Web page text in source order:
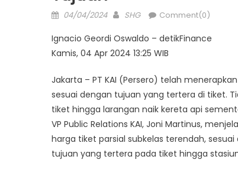
Posted
04/04/2024 Author
SHG Comment(0)
Ignacio Geordi Oswaldo – detikFinance
Kamis, 04 Apr 2024 13:25 WIB
Jakarta – PT KAI (Persero) telah
sesuai dengan tujuan yang tertera di tiket.
tiket hingga larangan naik kereta api
VP Public Relations KAI, Joni Martinus,
harga tiket parsial subkelas terendah,
tujuan yang tertera pada tiket hingga